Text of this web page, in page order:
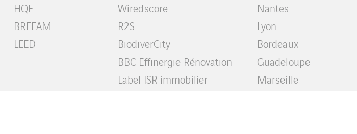
HQE
BREEAM
LEED
Wiredscore
R2S
BiodiverCity
BBC Effinergie Rénovation
Label ISR immobilier
Nantes
Lyon
Bordeaux
Guadeloupe
Marseille